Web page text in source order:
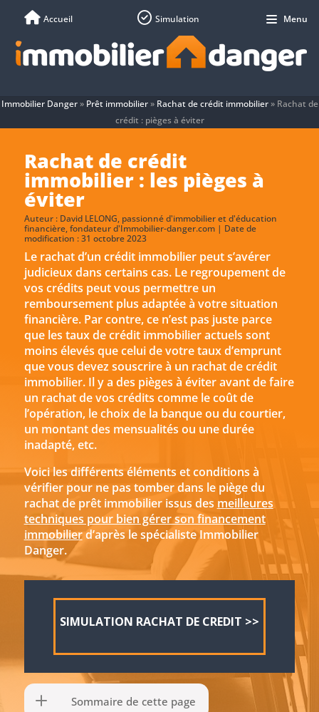
Immobilier Danger» Prêt immobilier» Rachat de crédit immobilier» Rachat de
crédit : pièges à éviter
Rachat de crédit
immobilier : les pièges à
éviter
Auteur : David LELONG, passionné d'immobilier et d'éducation
financière, fondateur d'Immobilier-danger.com | Date de
modification : 31 octobre 2023
Le rachat d’un crédit immobilier peut s’avérer
judicieux dans certains cas. Le regroupement de
vos crédits peut vous permettre un
remboursement plus adaptée à votre situation
financière. Par contre, ce n’est pas juste parce
que les taux de crédit immobilier actuels sont
moins élevés que celui de votre taux d’emprunt
que vous devez souscrire à un rachat de crédit
immobilier. Il y a des pièges à éviter avant de faire
un rachat de vos crédits comme le coût de
l’opération, le choix de la banque ou du courtier,
un montant des mensualités ou une durée
inadapté, etc.
Voici les différents éléments et conditions à
vérifier pour ne pas tomber dans le piège du
rachat de prêt immobilier issus des meilleures
techniques pour bien gérer son financement
immobilierd’après le spécialiste Immobilier
Danger.
SIMULATION RACHAT DE CREDIT >>
Sommaire de cette page
Accueil Simulation Menu